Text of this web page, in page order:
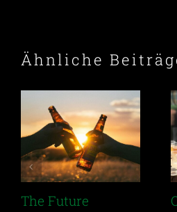
Ähnliche
The Future